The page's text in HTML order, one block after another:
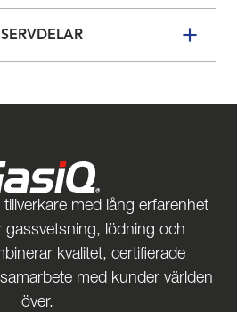
med lång erfarenhet
lödning och
kvalitet, certifierade
med kunder världen
över.